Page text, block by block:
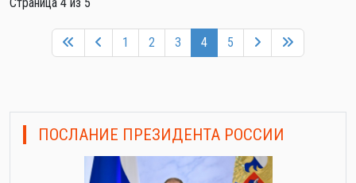
1 2 3 4 5
ПОСЛАНИЕ ПРЕЗИДЕНТА РОССИИ